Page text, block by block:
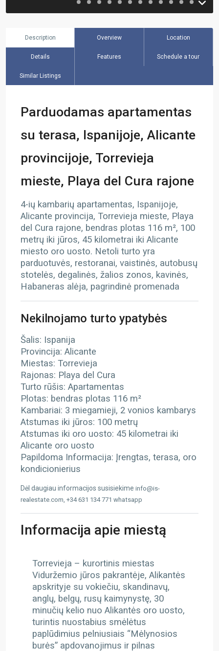
Description Overview Location
Details Features Schedule a tour
Similar Listings
Parduodamas apartamentas
su terasa, Ispanijoje, Alicante
provincijoje, Torrevieja
mieste, Playa del Cura rajone
4-ių kambarių apartamentas, Ispanijoje,
Alicante provincija, Torrevieja mieste, Playa
del Cura rajone, bendras plotas 116 m², 100
metrų iki jūros, 45 kilometrai iki Alicante
miesto oro uosto. Netoli turto yra
parduotuvės, restoranai, vaistinės, autobusų
stotelės, degalinės, žalios zonos, kavinės,
Habaneras alėja, pagrindinė promenada
Nekilnojamo turto ypatybės
Šalis: Ispanija
Provincija: Alicante
Miestas: Torrevieja
Rajonas: Playa del Cura
Turto rūšis: Apartamentas
Plotas: bendras plotas 116 m²
Kambariai: 3 miegamieji, 2 vonios kambarys
Atstumas iki jūros: 100 metrų
Atstumas iki oro uosto: 45 kilometrai iki
Alicante oro uosto
Papildoma Informacija: Įrengtas, terasa, oro
kondicionierius
Dėl daugiau informacijos susisiekime info@is-
realestate.com, +34 631 134 771 whatsapp
Informacija apie miestą
Torrevieja – kurortinis miestas
Viduržemio jūros pakrantėje, Alikantės
apskrityje su vokiečiu, skandinavų,
anglų, belgų, rusų kaimynystę, 30
minučių kelio nuo Alikantės oro uosto,
turintis nuostabius smėlėtus
paplūdimius pelniusiais “Mėlynosios
burės” apdovanojimus ir pilnas